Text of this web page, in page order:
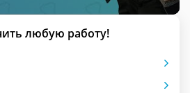
любую работу!